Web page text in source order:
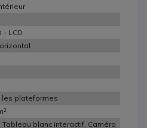
- LCD
les plateformes
Tableau blanc interactif, Caméra